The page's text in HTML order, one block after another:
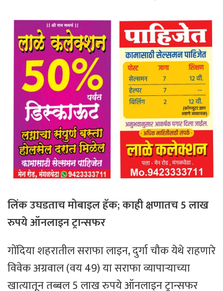
लिंक उघडताच मोबाइल हॅक; काही क्षणातच 5 लाख
रुपये ऑनलाइन ट्रान्सफर
गोंदिया शहरातील सराफा लाइन, दुर्गा चौक येथे राहणारे
विवेक अग्रवाल (वय 49) या सराफा व्यापाऱ्याच्या
खात्यातून तब्बल 5 लाख रुपये ऑनलाइन ट्रान्सफर